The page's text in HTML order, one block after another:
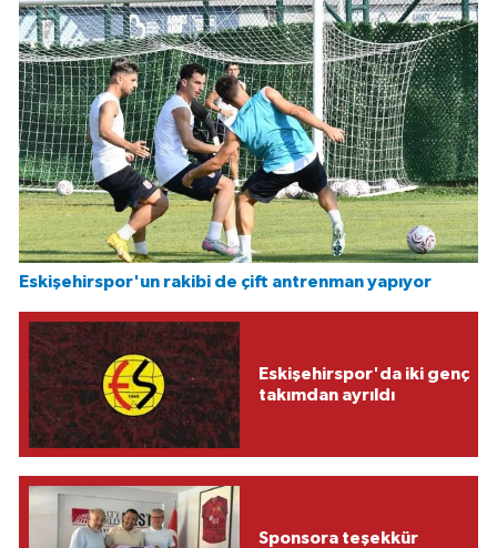
Eskişehirspor'un rakibi de çift antrenman yapıyor
Eskişehirspor'da iki genç
takımdan ayrıldı
Sponsora teşekkür